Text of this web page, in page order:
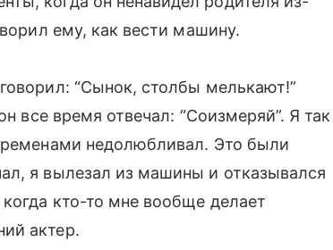
ему, как вести машину.
“Сынок, столбы мелькают!”
все время отвечал: “Соизмеряй”. Я так
недолюбливал. Это были
я вылезал из машины и отказывался
кто-то мне вообще делает
актер.